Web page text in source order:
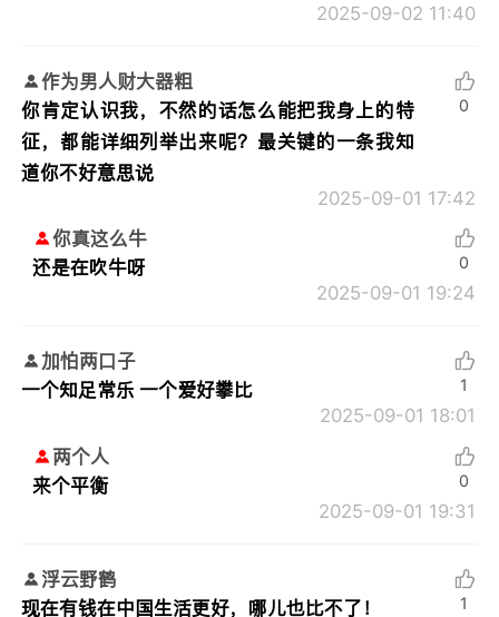
2025-09-02 11:40
作为男人财大器粗
你肯定认识我，不然的话怎么能把我身上的特
征，都能详细列举出来呢？最关键的一条我知
道你不好意思说
2025-09-01 17:42
0
你真这么牛
还是在吹牛呀
2025-09-01 19:24
0
加怕两口子
一个知足常乐 一个爱好攀比
2025-09-01 18:01
1
两个人
来个平衡
2025-09-01 19:31
0
浮云野鹤
现在有钱在中国生活更好，哪儿也比不了！
1